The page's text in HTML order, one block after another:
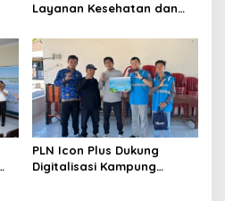
Layanan Kesehatan dan
di Rumah Belas Kasih
PLN Icon Plus Dukung
Digitalisasi Kampung